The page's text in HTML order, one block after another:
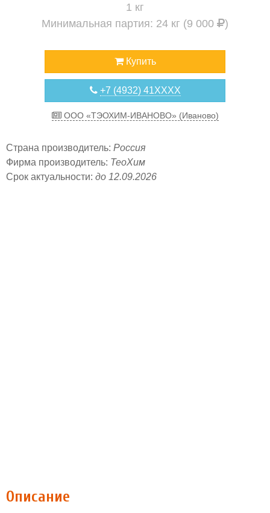
1 кг
Минимальная партия: 24 кг (9 000
)
Купить
+7 (4932) 41XXXX
ООО «ТЭОХИМ-ИВАНОВО» (Иваново)
Страна производитель: Россия
Фирма производитель: ТеоХим
Срок актуальности: до 12.09.2026
Описание